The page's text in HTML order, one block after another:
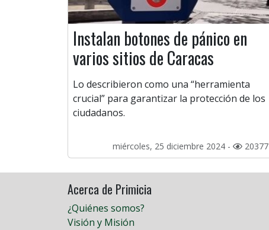
Instalan botones de pánico en
varios sitios de Caracas
Lo describieron como una “herramienta
crucial” para garantizar la protección de los
ciudadanos.
miércoles, 25 diciembre 2024 - 20377
Acerca de Primicia
¿Quiénes somos?
Visión y Misión